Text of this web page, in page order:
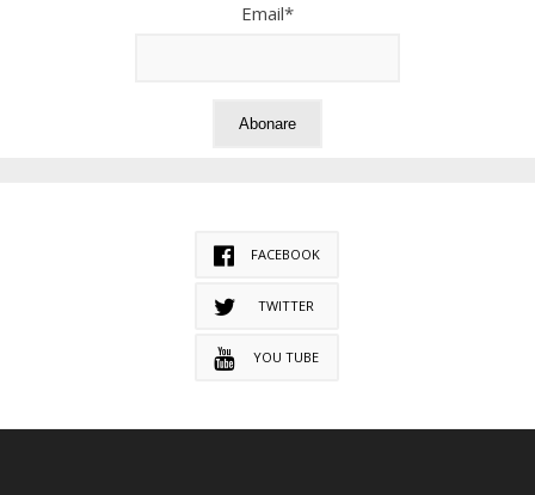
Email*
FACEBOOK
TWITTER
YOU TUBE